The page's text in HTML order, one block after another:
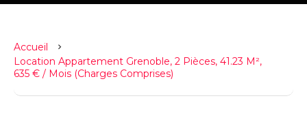
Accueil
Location Appartement Grenoble, 2 Pièces, 41.23 M²,
635 € / Mois (Charges Comprises)